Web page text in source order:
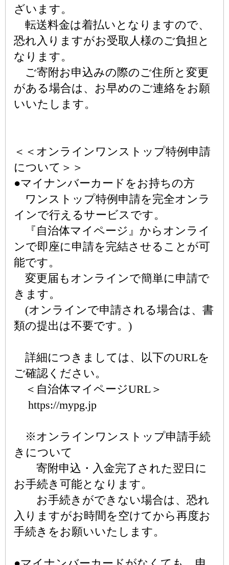
ざいます。
転送料金は着払いとなりますので、
恐れ入りますがお受取人様のご負担と
なります。
ご寄附お申込みの際のご住所と変更
がある場合は、お早めのご連絡をお願
いいたします。
＜＜オンラインワンストップ特例申請
について＞＞
●マイナンバーカードをお持ちの方
ワンストップ特例申請を完全オンラ
インで行えるサービスです。
『自治体マイページ』からオンライ
ンで即座に申請を完結させることが可
能です。
変更届もオンラインで簡単に申請で
きます。
(オンラインで申請される場合は、書
類の提出は不要です。)
詳細につきましては、以下のURLを
ご確認ください。
＜自治体マイページURL＞
https://mypg.jp
※オンラインワンストップ申請手続
きについて
寄附申込・入金完了された翌日に
お手続き可能となります。
お手続きができない場合は、恐れ
入りますがお時間を空けてから再度お
手続きをお願いいたします。